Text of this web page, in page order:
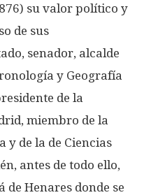
su valor político y
de sus
senador, alcalde
y Geografía
de la
miembro de la
y de la de Ciencias
antes de todo ello,
Henares donde se